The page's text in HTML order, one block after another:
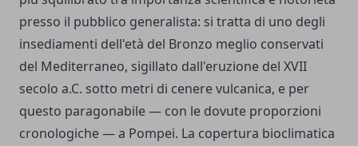
presso il pubblico generalista: si tratta di uno degli
insediamenti dell'età del Bronzo meglio conservati
del Mediterraneo, sigillato dall'eruzione del XVII
secolo a.C. sotto metri di cenere vulcanica, e per
questo paragonabile — con le dovute proporzioni
cronologiche — a Pompei. La copertura bioclimatica